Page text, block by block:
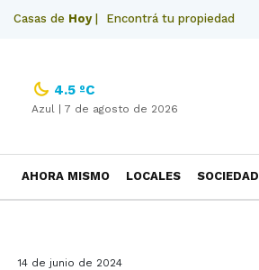
Casas de Hoy| Encontrá tu propiedad
4.5 ºC
Azul | 7 de agosto de 2026
AHORA MISMO LOCALES SOCIEDAD
14 de junio de 2024